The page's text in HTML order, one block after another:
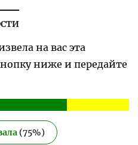
на вас эта
ниже и передайте
(75%)